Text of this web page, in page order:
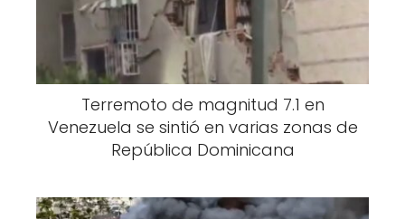
Terremoto de magnitud 7.1 en
Venezuela se sintió en varias zonas de
República Dominicana